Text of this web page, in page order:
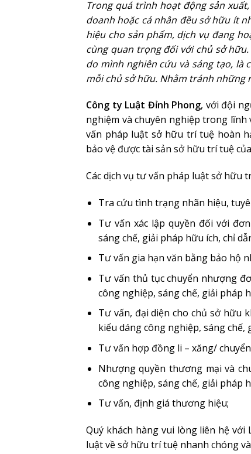
Trong quá trình hoạt động sản
doanh hoặc cá nhân đều sở hữu ít
hiệu cho sản phẩm, dịch vụ đang
cùng quan trọng đối với chủ sở
do mình nghiên cứu và sáng tạo, là
mỗi chủ sở hữu. Nhằm tránh những
Công ty Luật Đỉnh Phong, với đội
nghiệm và chuyên nghiệp trong lĩnh
vấn pháp luật sở hữu trí tuệ hoàn
bảo vệ được tài sản sở hữu trí tuệ
Các dịch vụ tư vấn pháp luật sở hữu
Tra cứu tình trạng nhãn hiệu,
Tư vấn xác lập quyền đối với
sáng chế, giải pháp hữu ích, chỉ
Tư vấn gia hạn văn bằng bảo hộ
Tư vấn thủ tục chuyển nhượng
công nghiệp, sáng chế, giải pháp
Tư vấn, đại diện cho chủ sở hữu
kiểu dáng công nghiệp, sáng chế,
Tư vấn hợp đồng li – xăng/
Nhượng quyền thương mại và
công nghiệp, sáng chế, giải pháp
Tư vấn, định giá thương hiệu;
Quý khách hàng vui lòng liên hệ
luật về sở hữu trí tuệ nhanh chóng